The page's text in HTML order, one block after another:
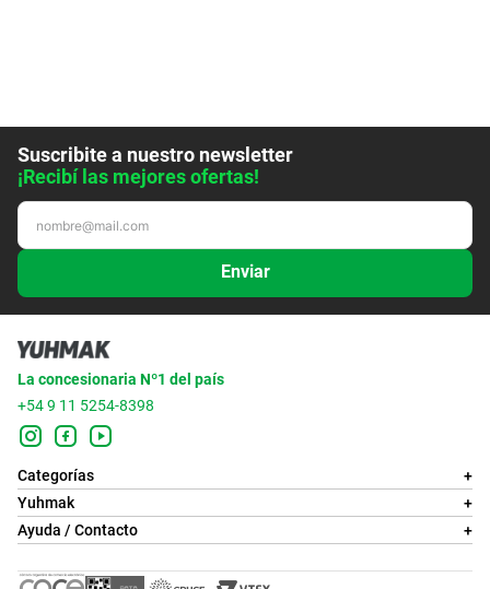
Suscribite a nuestro newsletter
¡Recibí las mejores ofertas!
Enviar
La concesionaria Nº1 del país
+54 9 11 5254-8398
Categorías
+
Yuhmak
+
Ayuda / Contacto
+